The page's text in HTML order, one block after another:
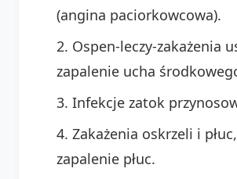
(angina paciorkowcowa).
Ospen-leczy-zakażenia
zapalenie ucha
Infekcje zatok
Zakażenia oskrzeli i
zapalenie płuc.